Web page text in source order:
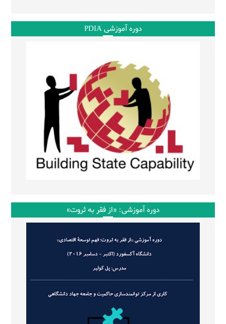
دوره آموزشی PDIA
دوره آموزشی: «از فقر به ثروت»